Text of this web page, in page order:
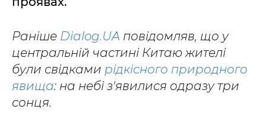
Раніше Dialog.UA повідомляв, що у
центральній частині Китаю жителі
були свідками рідкісного природного
явища: на небі з'явилися одразу три
сонця.